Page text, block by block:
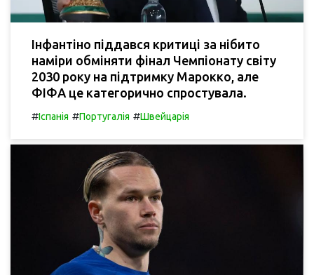
Інфантіно піддався критиці за нібито
наміри обміняти фінал Чемпіонату світу
2030 року на підтримку Марокко, але
ФІФА це категорично спростувала.
#Іспанія #Португалія #Швейцарія